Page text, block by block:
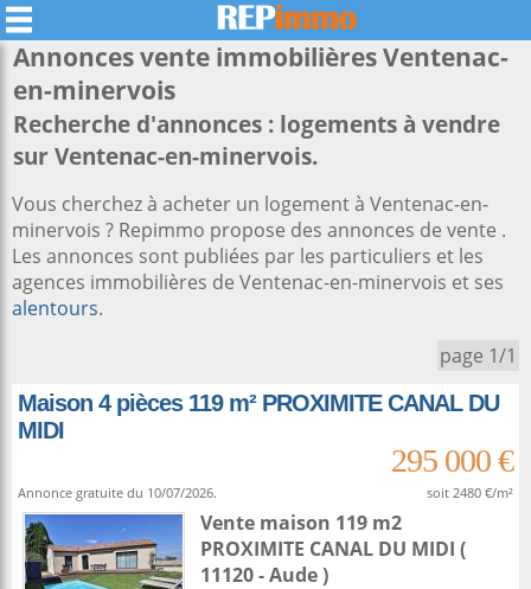
Annonces vente immobilièresVentenac-
en-minervois
Recherche d'annonces : logements à vendre
sur Ventenac-en-minervois.
Vous cherchez à acheter un logement à Ventenac-en-
minervois ? Repimmo propose des annonces de vente .
Les annonces sont publiées par les particuliers et les
agences immobilières de Ventenac-en-minervois et ses
alentours.
page 1/1
Maison 4 pièces 119 m² PROXIMITE CANAL DU
MIDI
295 000 €
Annonce gratuite du 10/07/2026. soit 2480 €/m²
Vente maison 119 m2
PROXIMITE CANAL DU MIDI (
11120 - Aude )